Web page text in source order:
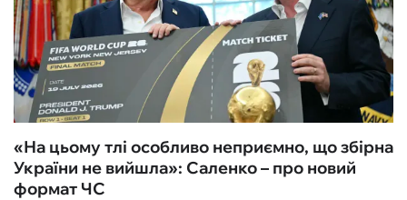
ХОКЕЙ
ТЕНІС
КІБЕРСПОРТ
ЧС-2026
«На цьому тлі особливо неприємно, що збірна
України не вийшла»: Саленко – про новий
формат ЧС